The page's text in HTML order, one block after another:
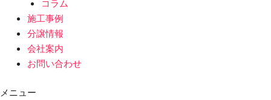
コラム
施工事例
分譲情報
会社案内
お問い合わせ
メニュー